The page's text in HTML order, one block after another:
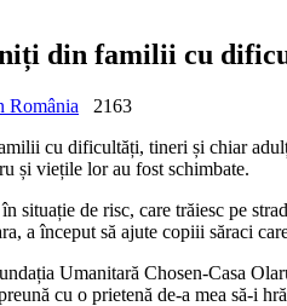
din familii cu
România
2163
cu dificultăți, tineri și chiar
și viețile lor au fost schimbate.
situație de risc, care trăiesc pe
a început să ajute copiii săraci
Umanitară Chosen-Casa
cu o prietenă de-a mea să-i